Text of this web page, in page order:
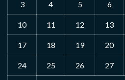
3 4 5 6
10 11 12 13
17 18 19 20
24 25 26 27